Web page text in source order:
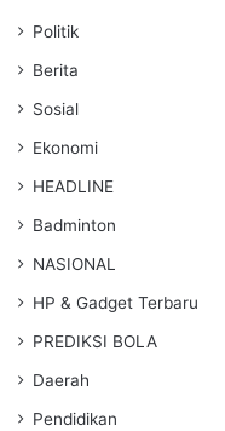
Politik
Berita
Sosial
Ekonomi
HEADLINE
Badminton
NASIONAL
HP & Gadget Terbaru
PREDIKSI BOLA
Daerah
Pendidikan